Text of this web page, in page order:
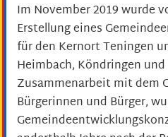
Im November 2019 wurde
Erstellung eines
für den Kernort Teningen
Heimbach, Köndringen
Zusammenarbeit mit dem
Bürgerinnen und Bürger,